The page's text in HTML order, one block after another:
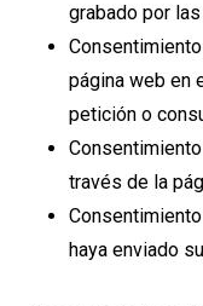
grabado por
página web en
petición o
través de la
haya enviado su